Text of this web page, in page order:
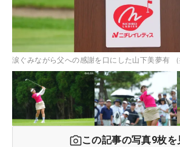
涙ぐみながら父への感謝を口にした山下美夢有 （
この記事の写真9枚を